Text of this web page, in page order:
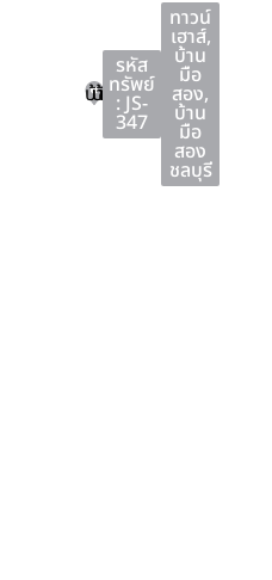
บ้านบึง
บ้านบึง
ชลบุรี
รหัส
ทรัพย์
: JS-
347
ทาวน์
เฮาส์,
บ้าน
มือ
สอง,
บ้าน
มือ
สอง
ชลบุรี